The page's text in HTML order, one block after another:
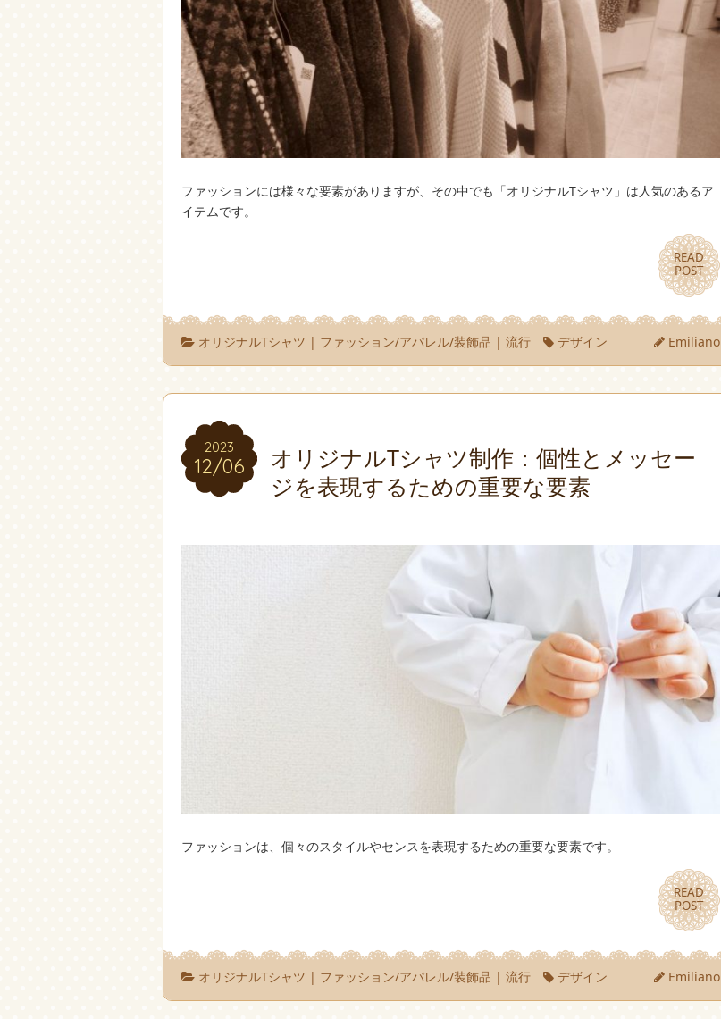
ファッションには様々な要素がありますが、その中でも「オリジナルTシャツ」は人気のあるア
イテムです。
READ
POST
READ
POST
オリジナルTシャツ | ファッション/アパレル/装飾品 |流行 デザイン Emiliano
2023
12/06
2023
12/06
オリジナルTシャツ制作：個性とメッセー
ジを表現するための重要な要素
ファッションは、個々のスタイルやセンスを表現するための重要な要素です。
READ
POST
READ
POST
オリジナルTシャツ | ファッション/アパレル/装飾品 |流行 デザイン Emiliano